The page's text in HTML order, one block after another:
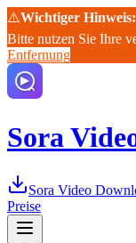
⚠️Wichtiger Hinweis:
Bitte nutzen Sie Ihre
Entfernung
Sora
Sora Video
Preise